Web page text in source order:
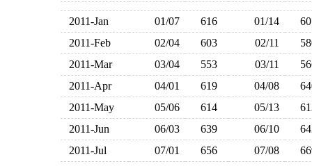
2011-Jan 01/07 616 01/14
2011-Feb
02/04 603 02/11
2011-Mar
03/04 553 03/11
2011-Apr
04/01 619 04/08
2011-May
05/06 614 05/13
2011-Jun
06/03 639 06/10
2011-Jul
07/01 656 07/08